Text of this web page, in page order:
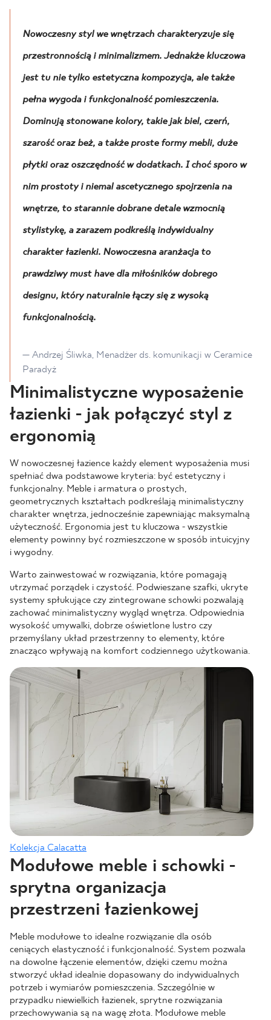
Nowoczesny styl we wnętrzach charakteryzuje się
przestronnością i minimalizmem. Jednakże kluczowa
jest tu nie tylko estetyczna kompozycja, ale także
pełna wygoda i funkcjonalność pomieszczenia.
Dominują stonowane kolory, takie jak biel, czerń,
szarość oraz beż, a także proste formy mebli, duże
płytki oraz oszczędność w dodatkach. I choć sporo w
nim prostoty i niemal ascetycznego spojrzenia na
wnętrze, to starannie dobrane detale wzmocnią
stylistykę, a zarazem podkreślą indywidualny
charakter łazienki. Nowoczesna aranżacja to
prawdziwy must have dla miłośników dobrego
designu, który naturalnie łączy się z wysoką
funkcjonalnością.
— Andrzej Śliwka, Menadżer ds. komunikacji w Ceramice
Paradyż
Minimalistyczne wyposażenie
łazienki - jak połączyć styl z
ergonomią
W nowoczesnej łazience każdy element wyposażenia musi
spełniać dwa podstawowe kryteria: być estetyczny i
funkcjonalny. Meble i armatura o prostych,
geometrycznych kształtach podkreślają minimalistyczny
charakter wnętrza, jednocześnie zapewniając maksymalną
użyteczność. Ergonomia jest tu kluczowa - wszystkie
elementy powinny być rozmieszczone w sposób intuicyjny
i wygodny.
Warto zainwestować w rozwiązania, które pomagają
utrzymać porządek i czystość. Podwieszane szafki, ukryte
systemy spłukujące czy zintegrowane schowki pozwalają
zachować minimalistyczny wygląd wnętrza. Odpowiednia
wysokość umywalki, dobrze oświetlone lustro czy
przemyślany układ przestrzenny to elementy, które
znacząco wpływają na komfort codziennego użytkowania.
Kolekcja Calacatta
Modułowe meble i schowki -
sprytna organizacja
przestrzeni łazienkowej
Meble modułowe to idealne rozwiązanie dla osób
ceniących elastyczność i funkcjonalność. System pozwala
na dowolne łączenie elementów, dzięki czemu można
stworzyć układ idealnie dopasowany do indywidualnych
potrzeb i wymiarów pomieszczenia. Szczególnie w
przypadku niewielkich łazienek, sprytne rozwiązania
przechowywania są na wagę złota. Modułowe meble